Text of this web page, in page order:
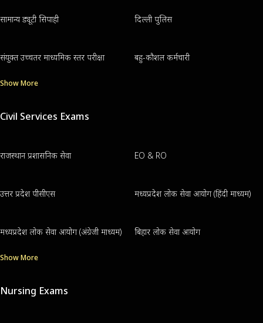
सामान्य ड्यूटी सिपाही दिल्ली पुलिस
संयुक्त उच्चतर माध्यमिक स्तर परीक्षा बहु-कौशल कर्मचारी
Show More
Civil Services Exams
राजस्थान प्रशासनिक सेवा EO & RO
उत्तर प्रदेश पीसीएस मध्यप्रदेश लोक सेवा आयोग (हिंदी माध्यम)
मध्यप्रदेश लोक सेवा आयोग (अंग्रेजी माध्यम) बिहार लोक सेवा आयोग
Show More
Nursing Exams